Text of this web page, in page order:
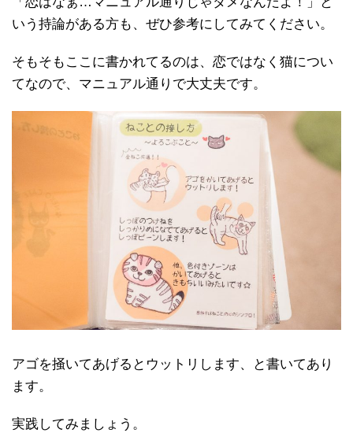
いう持論がある方も、ぜひ参考にしてみてください。
そもそもここに書かれてるのは、恋ではなく猫につい
てなので、マニュアル通りで大丈夫です。
アゴを掻いてあげるとウットリします、と書いてあり
ます。
実践してみましょう。